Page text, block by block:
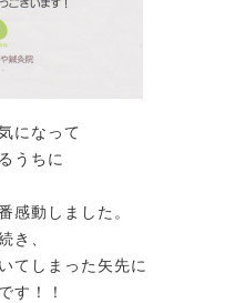
になって
うちに
感動しました。
き、
てしまった矢先に
す！！